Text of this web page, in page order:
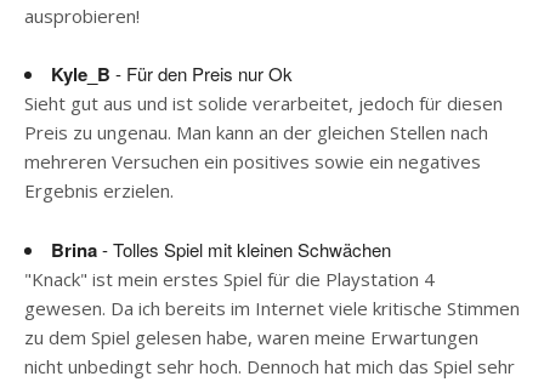
ausprobieren!
Kyle_B - Für den Preis nur Ok
Sieht gut aus und ist solide verarbeitet, jedoch für diesen
Preis zu ungenau. Man kann an der gleichen Stellen nach
mehreren Versuchen ein positives sowie ein negatives
Ergebnis erzielen.
Brina- Tolles Spiel mit kleinen Schwächen
"Knack" ist mein erstes Spiel für die Playstation 4
gewesen. Da ich bereits im Internet viele kritische Stimmen
zu dem Spiel gelesen habe, waren meine Erwartungen
nicht unbedingt sehr hoch. Dennoch hat mich das Spiel sehr